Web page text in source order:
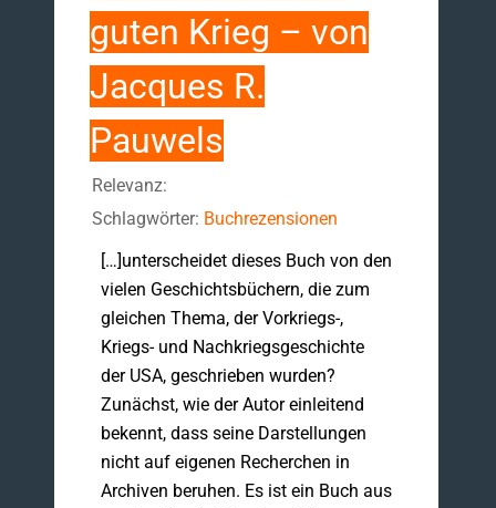
guten Krieg – von
Jacques R.
Pauwels
Relevanz:
Schlagwörter: Buchrezensionen
[…]unterscheidet dieses Buch von den
vielen Geschichtsbüchern, die zum
gleichen Thema, der Vorkriegs-,
Kriegs- und Nachkriegsgeschichte
der USA, geschrieben wurden?
Zunächst, wie der Autor einleitend
bekennt, dass seine Darstellungen
nicht auf eigenen Recherchen in
Archiven beruhen. Es ist ein Buch aus